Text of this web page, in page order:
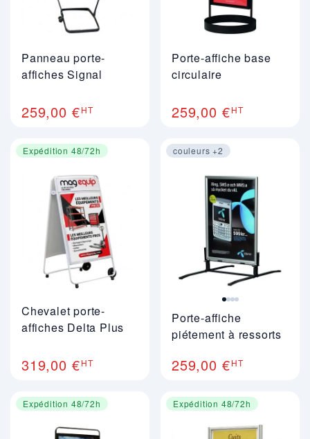
Panneau porte-
affiches Signal
259,00 €HT
Porte-affiche base
circulaire
259,00 €HT
Expédition 48/72h
Chevalet porte-
affiches Delta Plus
319,00 €HT
couleurs +2
Image 1 sur 4
Porte-affiche
piétement à ressorts
259,00 €HT
Expédition 48/72h Expédition 48/72h